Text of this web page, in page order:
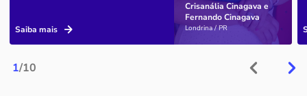
1/10
Crisanália Cinagava e
Fernando Cinagava
Londrina / PR
Saiba mais